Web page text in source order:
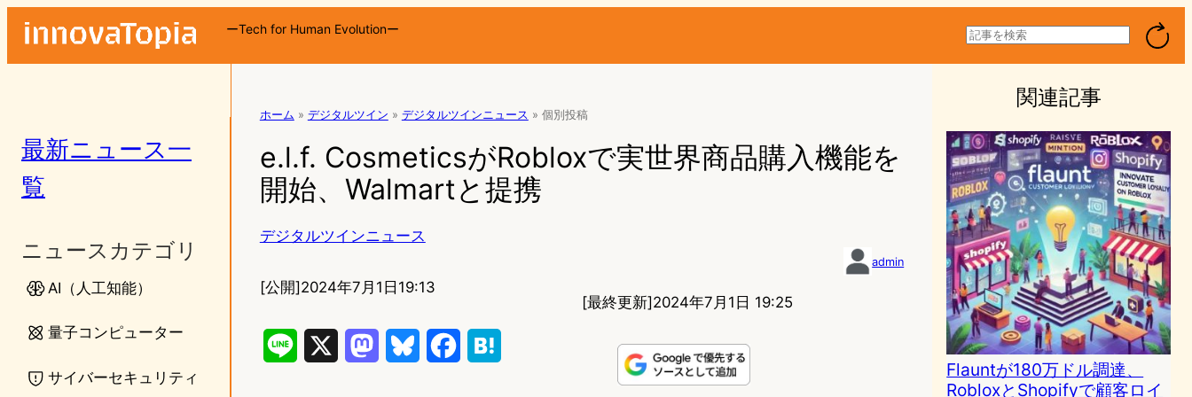
ーTech for Human Evolutionー
検
索
最新ニュース一
覧
ニュースカテゴリ
AI（人工知能）
量子コンピューター
サイバーセキュリティ
ホーム » デジタルツイン » デジタルツインニュース » 個別投稿
e.l.f. CosmeticsがRobloxで実世界商品購入機能を
開始、Walmartと提携
デジタルツインニュース
admin
[公開]2024年7月1日19:13
[最終更新]2024年7月1日 19:25
関連記事
Flauntが180万ドル調達、
RobloxとShopifyで顧客ロイ